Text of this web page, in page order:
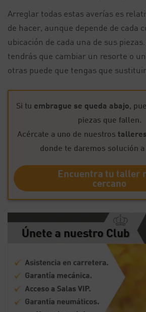
Arreglar todas estas averías es
de hacer, aunque depende de cada
ubicación de cada una de sus
tendrás que cambiar un resorte o
otras puede que tengas que
Si tu embrague se queda abajo,
piezas que fallen.
Acércate a uno de nuestros
donde te daremos solución
Encuentra tu taller
cercano